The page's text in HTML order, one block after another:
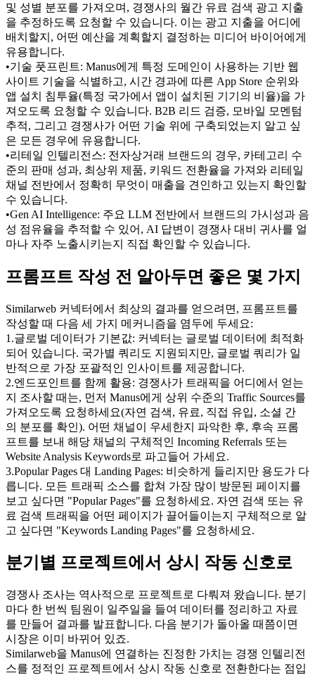
및 성별 분포를 가져오며, 경쟁사의 월간 유료 검색 광고 지출
을 추정하도록 요청할 수 있습니다. 이는 광고 지출을 어디에
배치할지, 어떤 예산을 계획할지 결정하는 미디어 바이어에게
유용합니다.
•기술 풋프린트: Manus에게 특정 도메인이 사용하는 기반 웹
사이트 기술을 식별하고, 시간 경과에 따른 App Store 순위와
앱 설치 침투율(특정 국가에서 앱이 설치된 기기의 비율)을 가
져오도록 요청할 수 있습니다. B2B 리드 검증, 모바일 모멘텀
추적, 그리고 경쟁사가 어떤 기술 위에 구축되었는지 알고 싶
은 모든 경우에 유용합니다.
•리테일 인텔리전스: 전자상거래 브랜드의 경우, 카테고리 수
준의 판매 성과, 최상위 제품, 키워드 전환율을 가져와 리테일
채널 전반에서 정확히 무엇이 매출을 견인하고 있는지 확인할
수 있습니다.
•Gen AI Intelligence: 주요 LLM 전반에서 브랜드의 가시성과 음
성 점유율을 추적할 수 있어, AI 답변이 경쟁사 대비 귀사를 얼
마나 자주 노출시키는지 직접 확인할 수 있습니다.
프롬프트 작성 전 알아두면 좋은 몇 가지
Similarweb 커넥터에서 최상의 결과를 얻으려면, 프롬프트를
작성할 때 다음 세 가지 메커니즘을 염두에 두세요:
1 .글로벌 데이터가 기본값: 커넥터는 글로벌 데이터에 최적화
되어 있습니다. 국가별 쿼리도 지원되지만, 글로벌 쿼리가 일
반적으로 가장 포괄적인 인사이트를 제공합니다.
2.엔드포인트를 함께 활용: 경쟁사가 트래픽을 어디에서 얻는
지 조사할 때는, 먼저 Manus에게 상위 수준의 Traffic Sources를
가져오도록 요청하세요(자연 검색, 유료, 직접 유입, 소셜 간
의 분포를 확인). 어떤 채널이 우세한지 파악한 후, 후속 프롬
프트를 보내 해당 채널의 구체적인 Incoming Referrals 또는
Website Analysis Keywords로 파고들어 가세요.
3.Popular Pages 대 Landing Pages: 비슷하게 들리지만 용도가 다
릅니다. 모든 트래픽 소스를 합쳐 가장 많이 방문된 페이지를
보고 싶다면 "Popular Pages"를 요청하세요. 자연 검색 또는 유
료 검색 트래픽을 어떤 페이지가 끌어들이는지 구체적으로 알
고 싶다면 "Keywords Landing Pages"를 요청하세요.
분기별 프로젝트에서 상시 작동 신호로
경쟁사 조사는 역사적으로 프로젝트로 다뤄져 왔습니다. 분기
마다 한 번씩 팀원이 일주일을 들여 데이터를 정리하고 자료
를 만들어 결과를 발표합니다. 다음 분기가 돌아올 때쯤이면
시장은 이미 바뀌어 있죠.
Similarweb을 Manus에 연결하는 진정한 가치는 경쟁 인텔리전
스를 정적인 프로젝트에서 상시 작동 신호로 전환한다는 점입